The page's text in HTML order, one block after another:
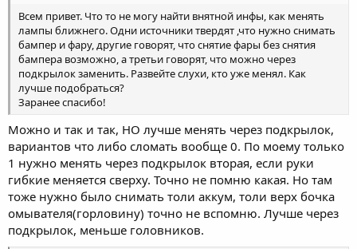
Всем привет. Что то не могу найти внятной инфы, как менять
лампы ближнего. Одни источники твердят ,что нужно снимать
бампер и фару, другие говорят, что снятие фары без снятия
бампера возможно, а третьи говорят, что можно через
подкрылок заменить. Развейте слухи, кто уже менял. Как
лучше подобраться?
Заранее спасибо!
Можно и так и так, НО лучше менять через подкрылок,
вариантов что либо сломать вообще 0. По моему только
1 нужно менять через подкрылок вторая, если руки
гибкие меняется сверху. Точно не помню какая. Но там
тоже нужно было снимать толи аккум, толи верх бочка
омывателя(горловину) точно не вспомню. Лучше через
подкрылок, меньше головников.